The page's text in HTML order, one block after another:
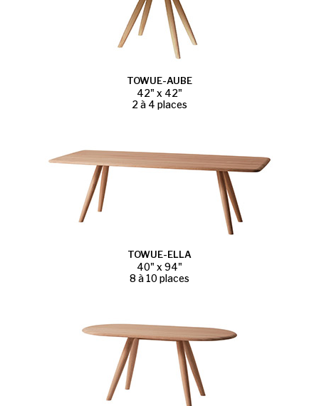
TOWUE-AUBE
42" x 42"
2 à 4 places
TOWUE-ELLA
40" x 94"
8 à 10 places